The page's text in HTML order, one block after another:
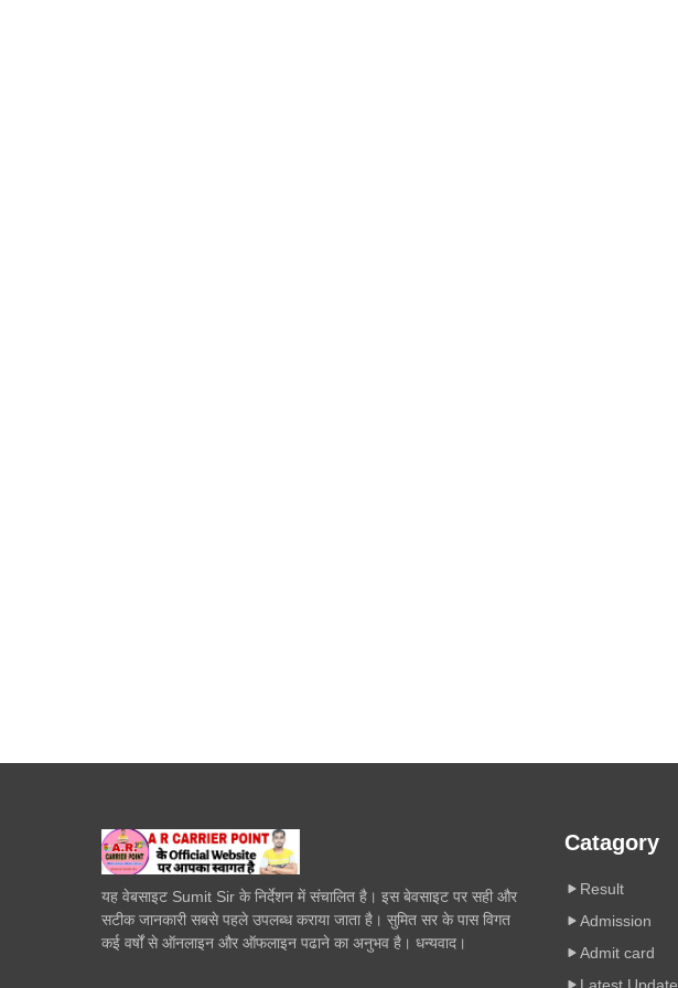
यह वेबसाइट Sumit Sir के निर्देशन में संचालित है। इस बेवसाइट पर सही और
सटीक जानकारी सबसे पहले उपलब्ध कराया जाता है। सुमित सर के पास विगत
कई वर्षों से ऑनलाइन और ऑफलाइन पढाने का अनुभव है। धन्यवाद।
Catagory
Result
Admission
Admit card
Latest Update